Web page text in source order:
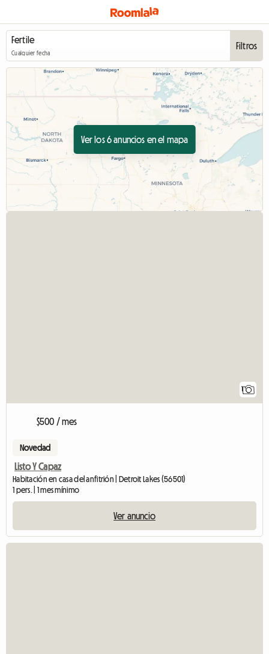
Cualquier fecha
Filtros
Ver los 6 anuncios en el mapa
1
$500 / mes
Novedad
Listo Y Capaz
Habitación en casa del anfitrión | Detroit Lakes (56501)
1 pers. | 1 mes mínimo
Ver anuncio